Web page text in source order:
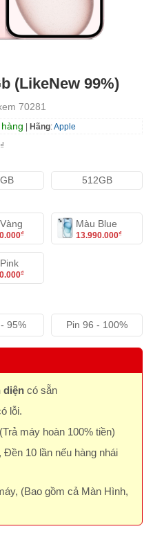
(LikeNew 99%)
70281
| Hãng:Apple
₫
512GB
₫
Màu Blue
13.990.000₫
₫
95% Pin 96 - 100%
diện có sẵn
lỗi.
máy hoàn 100% tiền)
10 lần nếu hàng nhái
(Bao gồm cả Màn Hình,